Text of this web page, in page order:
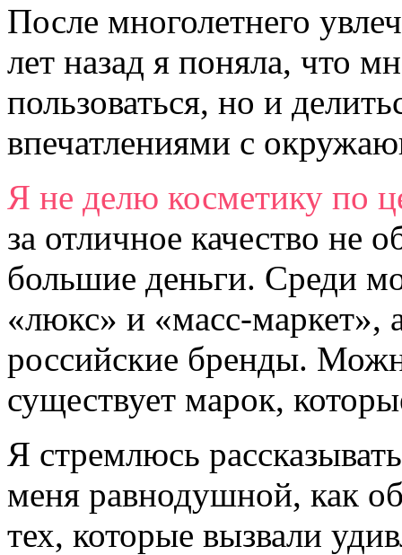
После многолетнего
лет назад я поняла, что
пользоваться, но и
впечатлениями с
Я не делю косметику по
за отличное качество не
большие деньги. Среди
«люкс» и «масс-маркет»,
российские бренды.
существует марок,
Я стремлюсь
меня равнодушной, как
тех, которые вызвали